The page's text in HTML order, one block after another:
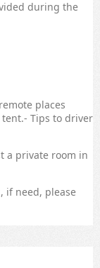
during the
places
Tips to driver
a private room in
if need, please